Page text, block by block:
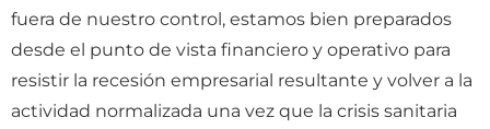
fuera de nuestro control, estamos bien preparados
desde el punto de vista financiero y operativo para
resistir la recesión empresarial resultante y volver a la
actividad normalizada una vez que la crisis sanitaria